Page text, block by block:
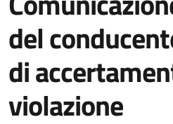
del
di
violazione